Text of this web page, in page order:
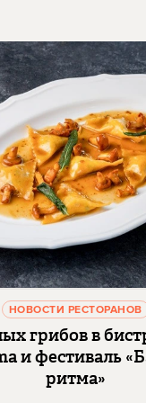
НОВОСТИ РЕСТОРАНОВ
грибов в
и фестиваль
ритма»